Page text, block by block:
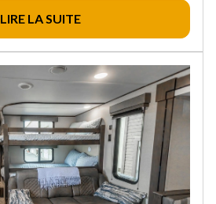
LIRE LA SUITE